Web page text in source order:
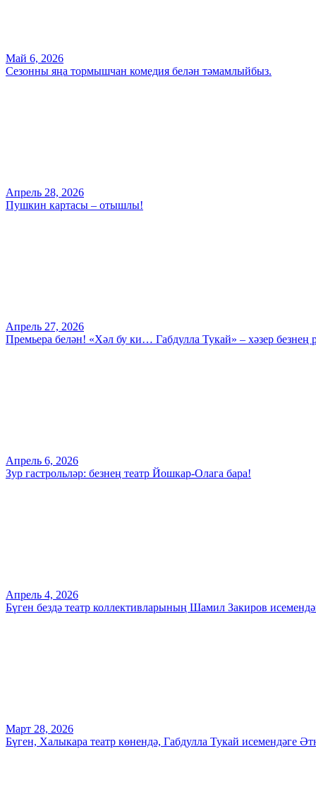
Май 6, 2026
Сезонны яңа тормышчан комедия белән тәмамлыйбыз.
Апрель 28, 2026
Пушкин картасы – отышлы!
Апрель 27, 2026
Премьера белән! «Хәл бу ки… Габдулла Тукай» – хәзер безнең
Апрель 6, 2026
Зур гастрольләр: безнең театр Йошкар-Олага бара!
Апрель 4, 2026
Бүген бездә театр коллективларының Шамил Закиров
Март 28, 2026
Бүген, Халыкара театр көнендә, Габдулла Тукай исемендәге